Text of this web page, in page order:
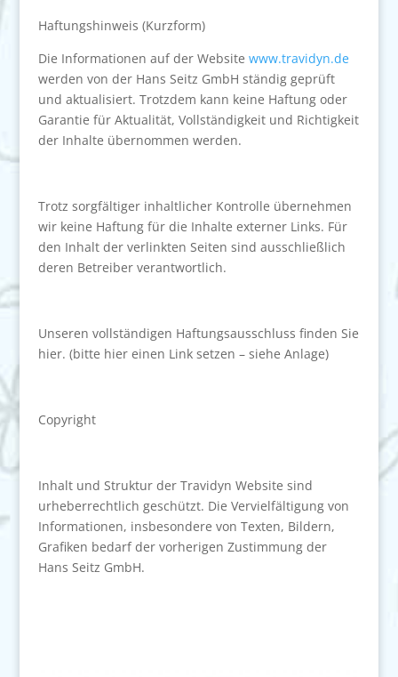
Haftungshinweis (Kurzform)
Die Informationen auf der Website www.travidyn.de
werden von der Hans Seitz GmbH ständig geprüft
und aktualisiert. Trotzdem kann keine Haftung oder
Garantie für Aktualität, Vollständigkeit und Richtigkeit
der Inhalte übernommen werden.
Trotz sorgfältiger inhaltlicher Kontrolle übernehmen
wir keine Haftung für die Inhalte externer Links. Für
den Inhalt der verlinkten Seiten sind ausschließlich
deren Betreiber verantwortlich.
Unseren vollständigen Haftungsausschluss finden Sie
hier. (bitte hier einen Link setzen – siehe Anlage)
Copyright
Inhalt und Struktur der Travidyn Website sind
urheberrechtlich geschützt. Die Vervielfältigung von
Informationen, insbesondere von Texten, Bildern,
Grafiken bedarf der vorherigen Zustimmung der
Hans Seitz GmbH.